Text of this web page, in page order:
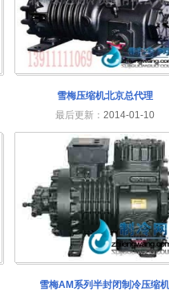
雪梅压缩机北京总代理
最后更新： 2014-01-10
雪梅AM系列半封闭制冷压缩机